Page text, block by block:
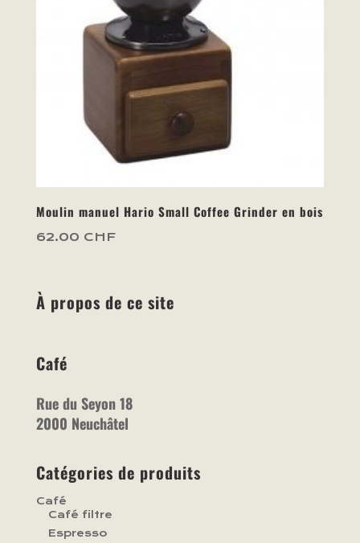
Moulin manuel Hario Small Coffee Grinder en bois
62.00 CHF
À propos de ce site
Café
Rue du Seyon 18
2000 Neuchâtel
Catégories de produits
Café
Café filtre
Espresso